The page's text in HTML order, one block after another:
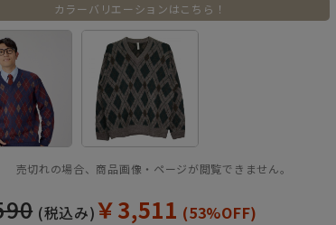
(税込み)￥3,511 (53%OFF)
カラーバリエーションはこちら！
売切れの場合、商品画像・ページが閲覧できません。